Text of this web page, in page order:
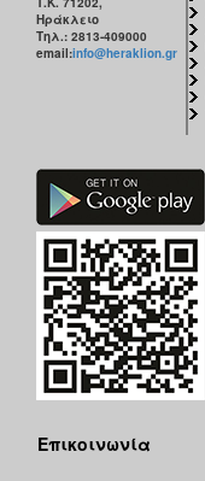
Ηράκλειο
Τηλ.: 2813-409000
email:info@heraklion.gr
Επικοινωνία